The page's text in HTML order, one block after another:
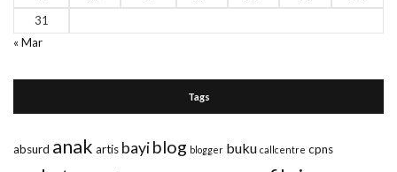
31
« Mar
Tags
absurd anak artis bayiblog blogger buku callcentre cpns